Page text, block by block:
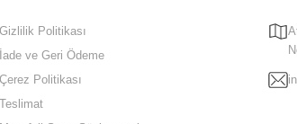
yaklaşımıyla hayatınıza renk katmayı
Gizlilik Politikası
İade ve Geri Ödeme
Çerez Politikası
Teslimat